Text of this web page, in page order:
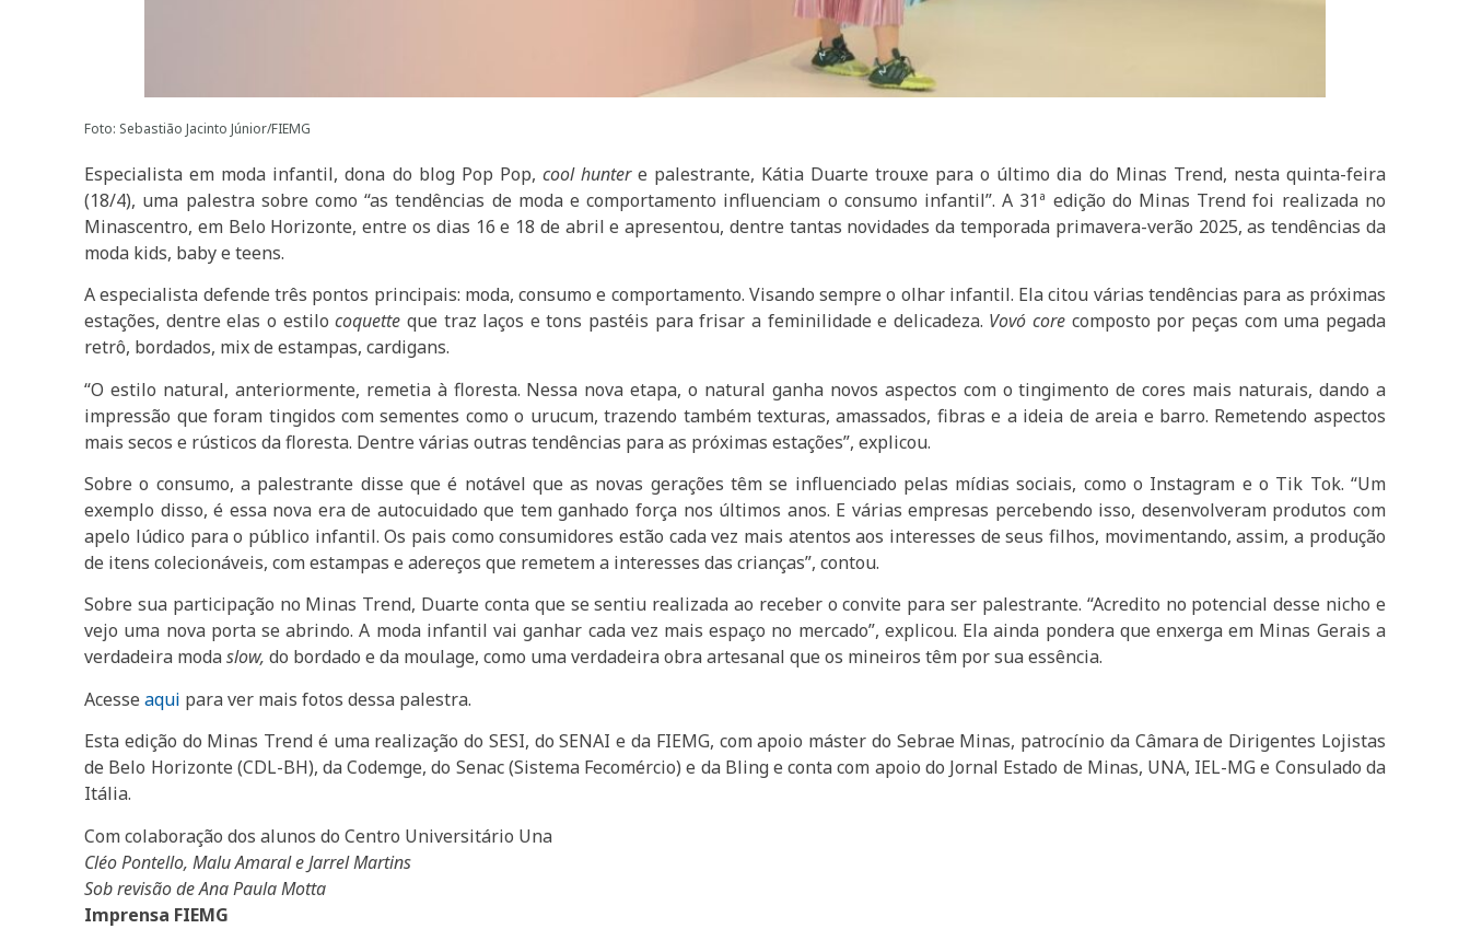
Foto: Sebastião Jacinto Júnior/FIEMG
Especialista em moda infantil, dona do blog Pop Pop, cool huntere palestrante, Kátia Duarte trouxe para o último dia do Minas Trend, nesta quinta-feira
(18/4), uma palestra sobre como “as tendências de moda e comportamento influenciam o consumo infantil”. A 31ª edição do Minas Trend foi realizada no
Minascentro, em Belo Horizonte, entre os dias 16 e 18 de abril e apresentou, dentre tantas novidades da temporada primavera-verão 2025, as tendências da
moda kids, baby e teens.
A especialista defende três pontos principais: moda, consumo e comportamento. Visando sempre o olhar infantil. Ela citou várias tendências para as próximas
estações, dentre elas o estilocoquette que traz laços e tons pastéis para frisar a feminilidade e delicadeza. Vovó core composto por peças com uma pegada
retrô, bordados, mix de estampas, cardigans.
“O estilo natural, anteriormente, remetia à floresta. Nessa nova etapa, o natural ganha novos aspectos com o tingimento de cores mais naturais, dando a
impressão que foram tingidos com sementes como o urucum, trazendo também texturas, amassados, fibras e a ideia de areia e barro. Remetendo aspectos
mais secos e rústicos da floresta. Dentre várias outras tendências para as próximas estações”, explicou.
Sobre o consumo, a palestrante disse que é notável que as novas gerações têm se influenciado pelas mídias sociais, como o Instagram e o Tik Tok. “Um
exemplo disso, é essa nova era de autocuidado que tem ganhado força nos últimos anos. E várias empresas percebendo isso, desenvolveram produtos com
apelo lúdico para o público infantil. Os pais como consumidores estão cada vez mais atentos aos interesses de seus filhos, movimentando, assim, a produção
de itens colecionáveis, com estampas e adereços que remetem a interesses das crianças”, contou.
Sobre sua participação no Minas Trend, Duarte conta que se sentiu realizada ao receber o convite para ser palestrante. “Acredito no potencial desse nicho e
vejo uma nova porta se abrindo. A moda infantil vai ganhar cada vez mais espaço no mercado”, explicou. Ela ainda pondera que enxerga em Minas Gerais a
verdadeira modaslow, do bordado e da moulage, como uma verdadeira obra artesanal que os mineiros têm por sua essência.
Acesseaqui para ver mais fotos dessa palestra.
Esta edição do Minas Trend é uma realização do SESI, do SENAI e da FIEMG, com apoio máster do Sebrae Minas, patrocínio da Câmara de Dirigentes Lojistas
de Belo Horizonte (CDL-BH), da Codemge, do Senac (Sistema Fecomércio) e da Bling e conta com apoio do Jornal Estado de Minas, UNA, IEL-MG e Consulado da
Itália.
Com colaboração dos alunos do Centro Universitário Una
Cléo Pontello, Malu Amaral e Jarrel Martins
Sob revisão de Ana Paula Motta
Imprensa FIEMG